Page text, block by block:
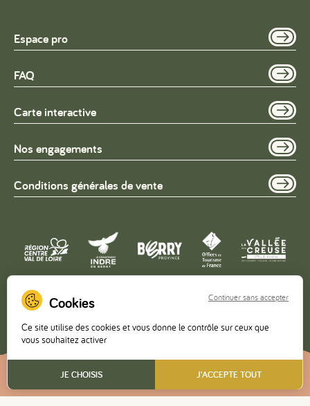
FR
Espace pro
FAQ
Carte interactive
Nos engagements
Conditions générales de vente
Copyright © 2026 – Office de Tourisme de la Vallée de la
Creuse •Mentions légales •Politique de confidentialité
par l'agence
Ce site utilise des cookies et vous donne le contrôle sur ceux que
vous souhaitez activer
J'ACCEPTE TOUT
Continuer sans accepter
JE CHOISIS